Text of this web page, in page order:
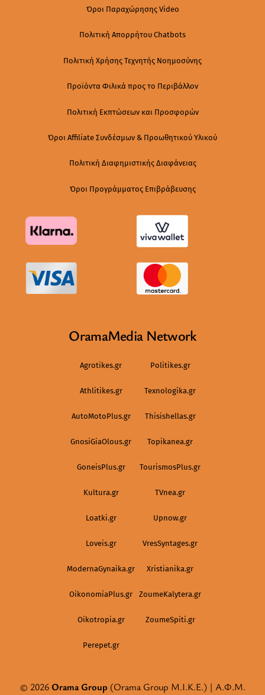
Όροι Παραχώρησης Video
Πολιτική Απορρήτου Chatbots
Πολιτική Χρήσης Τεχνητής Νοημοσύνης
Προϊόντα Φιλικά προς το Περιβάλλον
Πολιτική Εκπτώσεων και Προσφορών
Όροι Affiliate Συνδέσμων & Προωθητικού Υλικού
Πολιτική Διαφημιστικής Διαφάνειας
Όροι Προγράμματος Επιβράβευσης
OramaMedia Network
Agrotikes.gr Politikes.gr
Athlitikes.gr Texnologika.gr
AutoMotoPlus.gr Thisishellas.gr
GnosiGiaOlous.gr Topikanea.gr
GoneisPlus.gr TourismosPlus.gr
Kultura.gr TVnea.gr
Loatki.gr Upnow.gr
Loveis.gr VresSyntages.gr
ModernaGynaika.gr Xristianika.gr
OikonomiaPlus.gr ZoumeKalytera.gr
Oikotropia.gr ZoumeSpiti.gr
Perepet.gr
© 2026Orama Group (Orama Group Μ.Ι.Κ.Ε.) | Α.Φ.Μ.